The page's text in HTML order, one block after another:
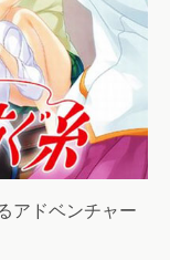
アドベンチャー